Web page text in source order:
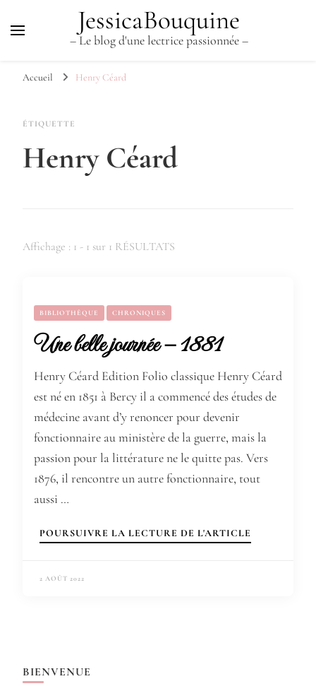
JessicaBouquine
– Le blog d'une lectrice passionnée –
Accueil Henry Céard
ÉTIQUETTE
Henry Céard
Affichage : 1 - 1 sur 1 RÉSULTATS
BIBLIOTHÈQUE CHRONIQUES
Une belle journée – 1881
Henry Céard Edition Folio classique Henry Céard
est né en 1851 à Bercy il a commencé des études de
médecine avant d’y renoncer pour devenir
fonctionnaire au ministère de la guerre, mais la
passion pour la littérature ne le quitte pas. Vers
1876, il rencontre un autre fonctionnaire, tout
aussi …
POURSUIVRE LA LECTURE DE L'ARTICLE
2 AOÛT 2022
BIENVENUE